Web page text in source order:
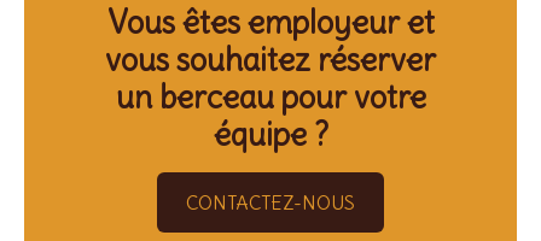
Vous êtes employeur et
vous souhaitez réserver
un berceau pour votre
équipe ?
CONTACTEZ-NOUS